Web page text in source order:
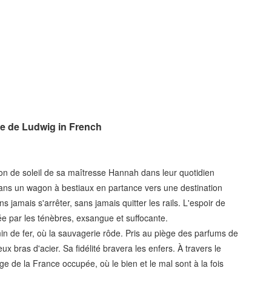
de Ludwig in French
de soleil de sa maîtresse Hannah dans leur quotidien
un wagon à bestiaux en partance vers une destination
jamais s'arrêter, sans jamais quitter les rails. L'espoir de
par les ténèbres, exsangue et suffocante.
de fer, où la sauvagerie rôde. Pris au piège des parfums de
bras d'acier. Sa fidélité bravera les enfers. À travers le
de la France occupée, où le bien et le mal sont à la fois